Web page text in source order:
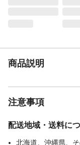
商品説明
注意事項
配送地域・送料に
北海道、沖縄県、